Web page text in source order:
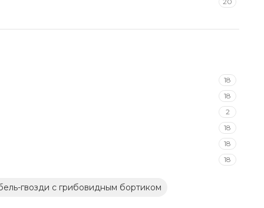
18
18
2
18
18
18
гвозди с грибовидным бортиком